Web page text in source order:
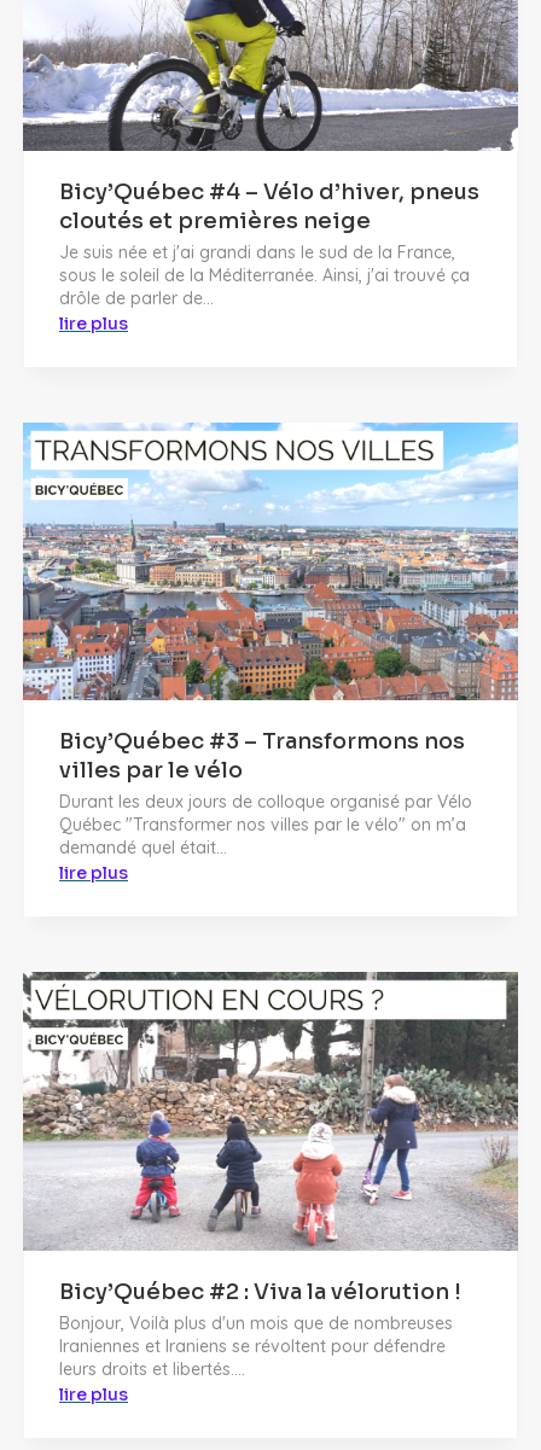
Bicy’Québec #4 – Vélo d’hiver, pneus
cloutés et premières neige
Je suis née et j'ai grandi dans le sud de la France,
sous le soleil de la Méditerranée. Ainsi, j'ai trouvé ça
drôle de parler de...
lire plus
Bicy’Québec #3 – Transformons nos
villes par le vélo
Durant les deux jours de colloque organisé par Vélo
Québec "Transformer nos villes par le vélo" on m’a
demandé quel était...
lire plus
Bicy’Québec #2 : Viva la vélorution !
Bonjour, Voilà plus d'un mois que de nombreuses
Iraniennes et Iraniens se révoltent pour défendre
leurs droits et libertés....
lire plus